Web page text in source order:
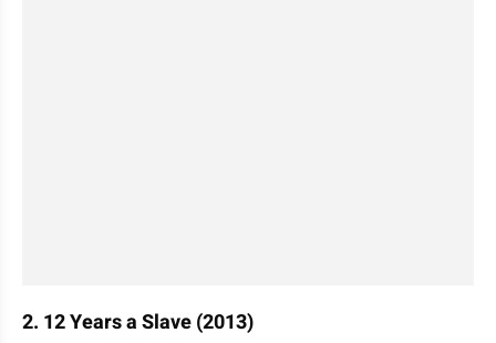
2. 12 Years a Slave (2013)